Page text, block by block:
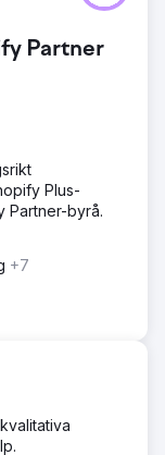
Deras mål
kunder och
sänkning av
mindre
för
konvertering
och
Partner
Plus-
Partner-byrå.
+7